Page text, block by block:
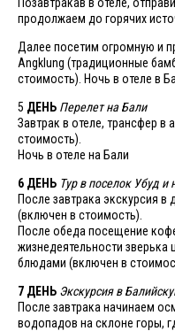
продолжаем до горячих
Далее посетим огромную и
Angklung (традиционные
стоимость). Ночь в отеле в
5 ДЕНЬ Перелет на Бали
Завтрак в отеле, трансфер в
стоимость).
Ночь в отеле на Бали
6 ДЕНЬ Тур в поселок Убуд
После завтрака экскурсия
(включен в стоимость).
После обеда посещение
жизнедеятельности
блюдами (включен в
7 ДЕНЬ Экскурсия в
После завтрака начинаем
водопадов на склоне горы,